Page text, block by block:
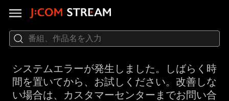
システムエラーが発生しました。しばらく時
間を置いてから、お試しください。改善しな
い場合は、カスタマーセンターまでお問い合